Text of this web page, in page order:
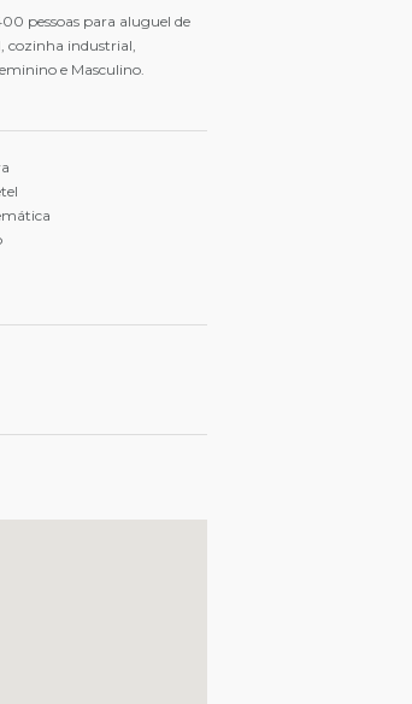
pessoas para aluguel de
cozinha industrial,
e Masculino.